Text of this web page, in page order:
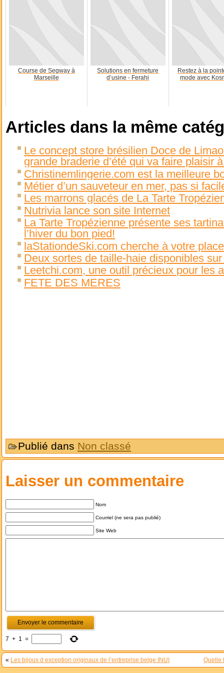
Course de Segway à
Marseille
Solutions en fermeture
d’usine - Ferahi
Restez à la
mode avec
Articles dans la même
Le concept store brésilien Doce de
grande braderie d’été qui va faire plaisir
Christinemlingerie.com est la meilleure
Métier d’un sauveteur en mer, pas si
Les marrons glacés de La Tarte
Nutrivia lance son site Internet
La Tarte Tropézienne présente ses
l’hiver du bon pied!
laStationdeSki.com cherche à votre
Deux sortes de taille-haie disponibles
Leetchi.com, une outil précieux pour les
FETE DES MERES
Publié dans Non classé
Laisser un commentaire
Nom
Courriel (ne sera pas publié)
Site Web
7 + 1 =
« Les bijoux d exception originaux de l’entreprise belge INUI Quelle